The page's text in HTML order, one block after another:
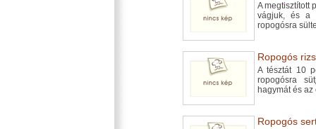
A megtisztított
vágjuk, és a
ropogósra
Ropogós
A tésztát 10
ropogósra
hagymát és
Ropogós